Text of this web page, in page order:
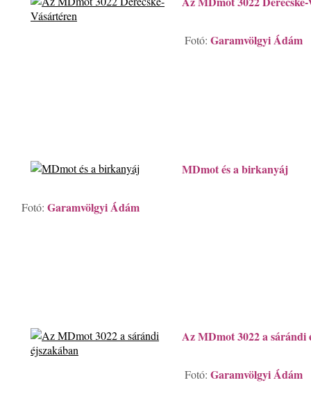
Fotó: Garamvölgyi Ádám
MDmot és a birkanyáj
Fotó: Garamvölgyi Ádám
Az MDmot 3022 a sárándi
Fotó: Garamvölgyi Ádám